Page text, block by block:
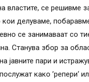
властите, се решивме
кои делуваме,
се занимаваат со
Станува збор за
јавните пари и
како ’репери‘